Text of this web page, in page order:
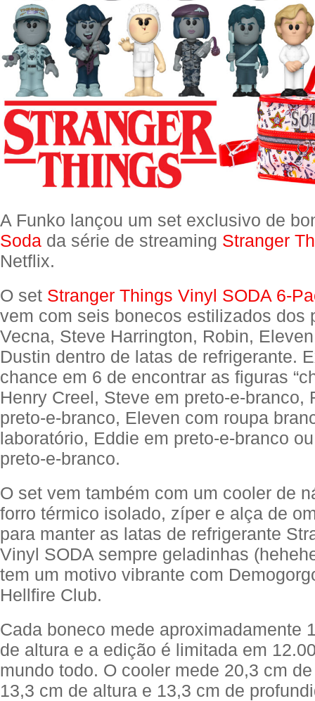
A Funko lançou um set exclusivo de
Soda da série de streaming Stranger
Netflix.
O set Stranger Things Vinyl SODA 6-
vem com seis bonecos estilizados dos
Vecna, Steve Harrington, Robin,
Dustin dentro de latas de refrigerante.
chance em 6 de encontrar as figuras
Henry Creel, Steve em preto-e-branco,
preto-e-branco, Eleven com roupa
laboratório, Eddie em preto-e-branco
preto-e-branco.
O set vem também com um cooler de
forro térmico isolado, zíper e alça de
para manter as latas de refrigerante
Vinyl SODA sempre geladinhas
tem um motivo vibrante com
Hellfire Club.
Cada boneco mede aproximadamente
de altura e a edição é limitada em
mundo todo. O cooler mede 20,3 cm
13,3 cm de altura e 13,3 cm de